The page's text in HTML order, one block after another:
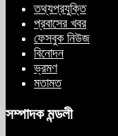
তথ্যপ্রযুক্তি
প্রবাসের খবর
ফেসবুক নিউজ
বিনোদন
ভ্রমণ
মতামত
সম্পাদক মন্ডলী